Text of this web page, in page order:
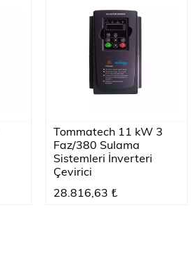
Tommatech 11 kW 3
Faz/380 Sulama
Sistemleri İnverteri
Çevirici
28.816,63 ₺